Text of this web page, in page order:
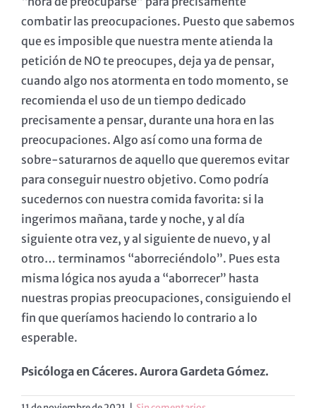
combatir las preocupaciones. Puesto que sabemos
que es imposible que nuestra mente atienda la
petición de NO te preocupes, deja ya de pensar,
cuando algo nos atormenta en todo momento, se
recomienda el uso de un tiempo dedicado
precisamente a pensar, durante una hora en las
preocupaciones. Algo así como una forma de
sobre-saturarnos de aquello que queremos evitar
para conseguir nuestro objetivo. Como podría
sucedernos con nuestra comida favorita: si la
ingerimos mañana, tarde y noche, y al día
siguiente otra vez, y al siguiente de nuevo, y al
otro… terminamos “aborreciéndolo”. Pues esta
misma lógica nos ayuda a “aborrecer” hasta
nuestras propias preocupaciones, consiguiendo el
fin que queríamos haciendo lo contrario a lo
esperable.
Psicóloga en Cáceres. Aurora Gardeta Gómez.